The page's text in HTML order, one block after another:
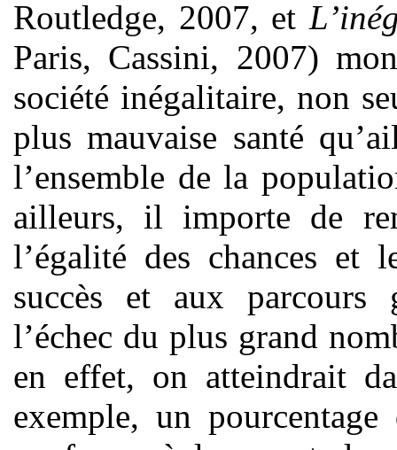
Routledge, 2007, et
Paris, Cassini, 2007)
société inégalitaire, non
plus mauvaise santé
l’ensemble de la
ailleurs, il importe de
l’égalité des chances et
succès et aux parcours
l’échec du plus grand
en effet, on atteindrait
exemple, un